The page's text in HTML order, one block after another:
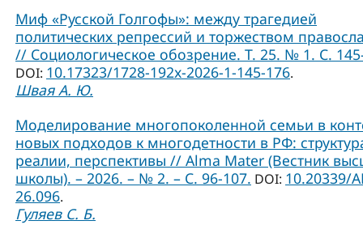
Миф «Русской Голгофы»: между трагедией
политических репрессий и торжеством
// Социологическое обозрение. Т. 25. № 1. С.
DOI: 10.17323/1728-192x-2026-1-145-176.
Швая А. Ю.
Моделирование многопоколенной семьи в
новых подходов к многодетности в РФ:
реалии, перспективы // Alma Mater (Вестник
школы). – 2026. – № 2. – С. 96-107. DOI: 10.20339/
26.096.
Гуляев С. Б.